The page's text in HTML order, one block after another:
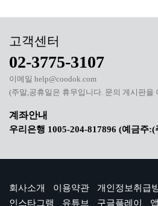
02-3775-3107
이메일 help@coodok.com
(주말,공휴일은 휴무입니다. 문의 게시판을
우리은행 1005-204-817896 (예금주
회사소개 이용약관 개인정보취급
인스타그램
유튜브 구글플레이